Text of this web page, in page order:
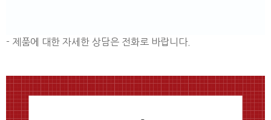
- 제품에 대한 자세한 상담은 전화로 바랍니다.